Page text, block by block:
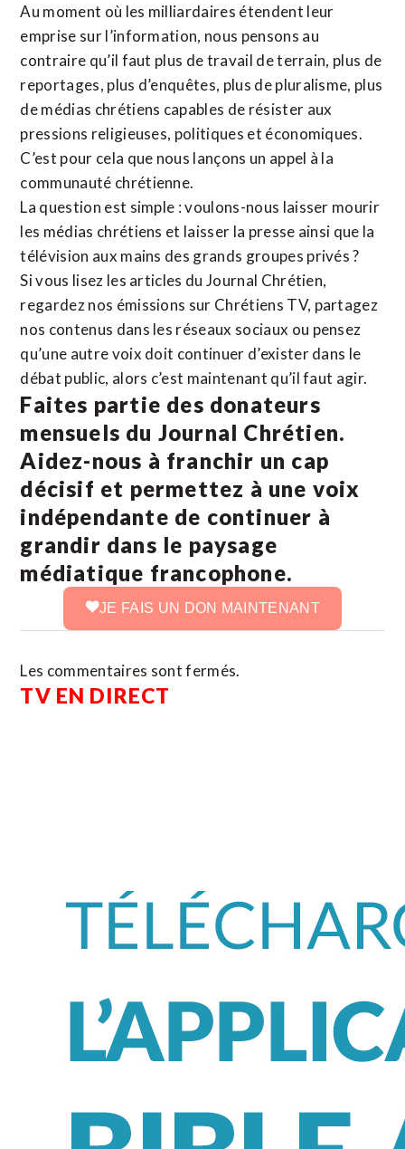
Au moment où les milliardaires étendent leur
emprise sur l’information, nous pensons au
contraire qu’il faut plus de travail de terrain, plus de
reportages, plus d’enquêtes, plus de pluralisme, plus
de médias chrétiens capables de résister aux
pressions religieuses, politiques et économiques.
C’est pour cela que nous lançons un appel à la
communauté chrétienne.
La question est simple : voulons-nous laisser mourir
les médias chrétiens et laisser la presse ainsi que la
télévision aux mains des grands groupes privés ?
Si vous lisez les articles du Journal Chrétien,
regardez nos émissions sur Chrétiens TV, partagez
nos contenus dans les réseaux sociaux ou pensez
qu’une autre voix doit continuer d’exister dans le
débat public, alors c’est maintenant qu’il faut agir.
Faites partie des donateurs
mensuels du Journal Chrétien.
Aidez-nous à franchir un cap
décisif et permettez à une voix
indépendante de continuer à
grandir dans le paysage
médiatique francophone.
JE FAIS UN DON MAINTENANT
Les commentaires sont fermés.
TV EN DIRECT